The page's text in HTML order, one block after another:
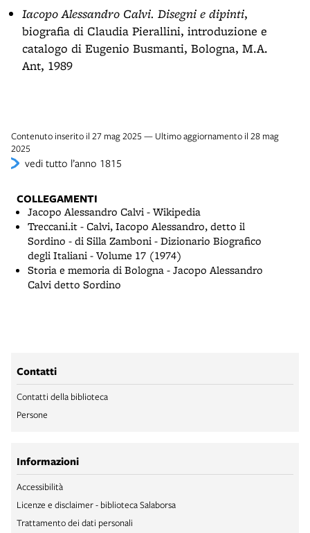
Iacopo Alessandro Calvi. Disegni e dipinti,
biografia di Claudia Pierallini, introduzione e
catalogo di Eugenio Busmanti, Bologna, M.A.
Ant, 1989
Contenuto inserito il 27 mag 2025 — Ultimo aggiornamento il 28 mag
2025
vedi tutto l’anno 1815
COLLEGAMENTI
Jacopo Alessandro Calvi - Wikipedia
Treccani.it - Calvi, Iacopo Alessandro, detto il
Sordino - di Silla Zamboni - Dizionario Biografico
degli Italiani - Volume 17 (1974)
Storia e memoria di Bologna - Jacopo Alessandro
Calvi detto Sordino
Contatti
Contatti della biblioteca
Persone
Informazioni
Accessibilità
Licenze e disclaimer - biblioteca Salaborsa
Trattamento dei dati personali